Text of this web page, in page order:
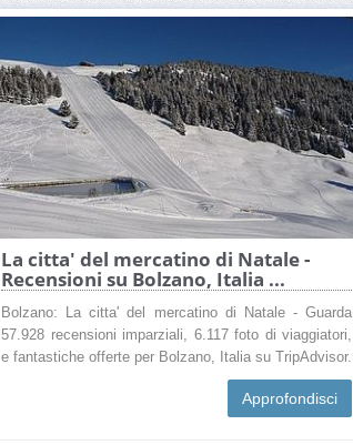
La citta' del mercatino di Natale -
Recensioni su Bolzano, Italia ...
Bolzano: La citta' del mercatino di Natale - Guarda
57.928 recensioni imparziali, 6.117 foto di viaggiatori,
e fantastiche offerte per Bolzano, Italia su TripAdvisor.
Approfondisci